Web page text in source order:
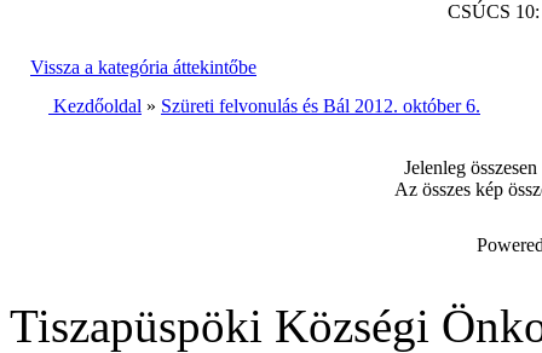
CSÚCS
Vissza a kategória áttekintőbe
Kezdőoldal » Szüreti felvonulás és Bál 2012. október 6.
Jelenleg
Az összes kép
Tiszapüspöki Községi